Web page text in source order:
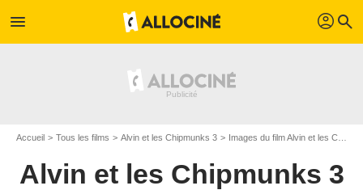
menu profil search
Accueil Tous les films Alvin et les Chipmunks 3 Images du film Alvin et les Chipmunks 3
Alvin et les Chipmunks 3